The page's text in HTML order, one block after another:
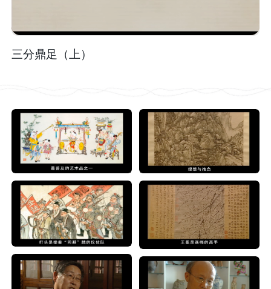
三分鼎足（上）